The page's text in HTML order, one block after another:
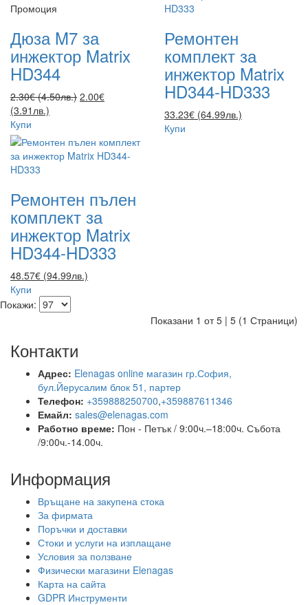
Промоция
Дюза M7 за
инжектор Matrix
HD344
2.30€ (4.50лв.) 2.00€
(3.91лв.)
Купи
Ремонтен
комплект за
инжектор Matrix
HD344-HD333
33.23€ (64.99лв.)
Купи
Ремонтен пълен
комплект за
инжектор Matrix
HD344-HD333
48.57€ (94.99лв.)
Купи
Покажи:
Показани 1 от 5 | 5 (1 Страници)
Контакти
Адрес: Elenagas online магазин гр.София,
бул.Йерусалим блок 51, партер
Телефон: +359888250700,+359887611346
Емайл: sales@elenagas.com
Работно време: Пон - Петък / 9:00ч.–18:00ч. Събота
/9:00ч.-14.00ч.
Информация
Връщане на закупена стока
За фирмата
Поръчки и доставки
Стоки и услуги на изплащане
Условия за ползване
Физически магазини Elenagas
Карта на сайта
GDPR Инструменти